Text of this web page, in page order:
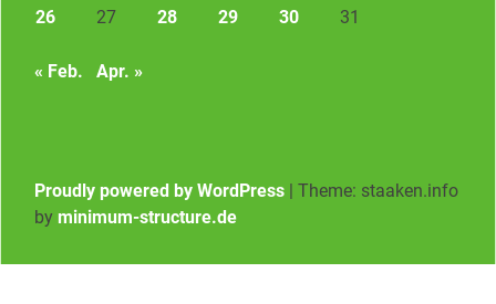
26
27 28 29 30 31
« Feb. Apr. »
Proudly powered by WordPress | Theme: staaken.info
by minimum-structure.de